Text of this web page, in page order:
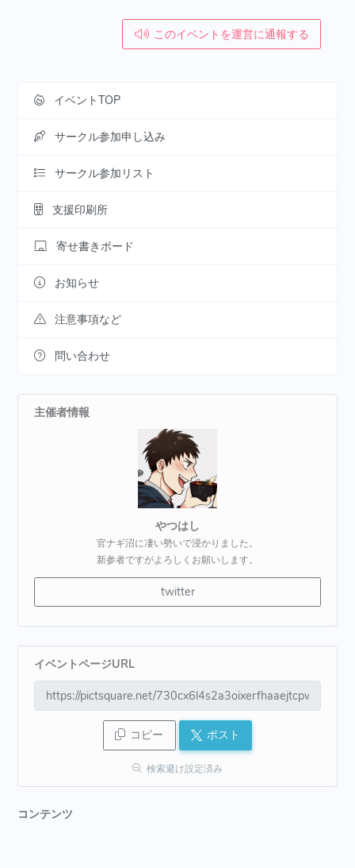
このイベントを運営に通報する
イベントTOP
サークル参加申し込み
サークル参加リスト
支援印刷所
寄せ書きボード
お知らせ
注意事項など
問い合わせ
主催者情報
やつはし
官ナギ沼に凄い勢いで浸かりました。
新参者ですがよろしくお願いします。
twitter
イベントページURL
コピー ポスト
検索避け設定済み
コンテンツ